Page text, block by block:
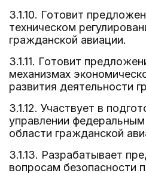
3.1.10. Готовит
техническом
гражданской авиации.
3.1.11. Готовит
механизмах
развития деятельности
3.1.12. Участвует в
управлении
области гражданской
3.1.13. Разрабатывает
вопросам безопасности